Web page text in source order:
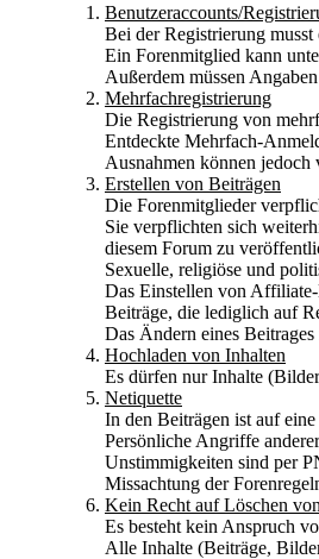
Benutzeraccounts/
Bei der Registrierung
Ein Forenmitglied kann
Außerdem müssen
Mehrfachregistrierung
Die Registrierung von
Entdeckte Mehrfach-
Ausnahmen können jedoch
Erstellen von Beiträgen
Die Forenmitglieder
Sie verpflichten sich
diesem Forum zu
Sexuelle, religiöse und
Das Einstellen von
Beiträge, die lediglich auf
Das Ändern eines
Hochladen von Inhalten
Es dürfen nur Inhalte
Netiquette
In den Beiträgen ist auf
Persönliche Angriffe
Unstimmigkeiten sind per
Missachtung der
Kein Recht auf Löschen
Es besteht kein Anspruch
Alle Inhalte (Beiträge,